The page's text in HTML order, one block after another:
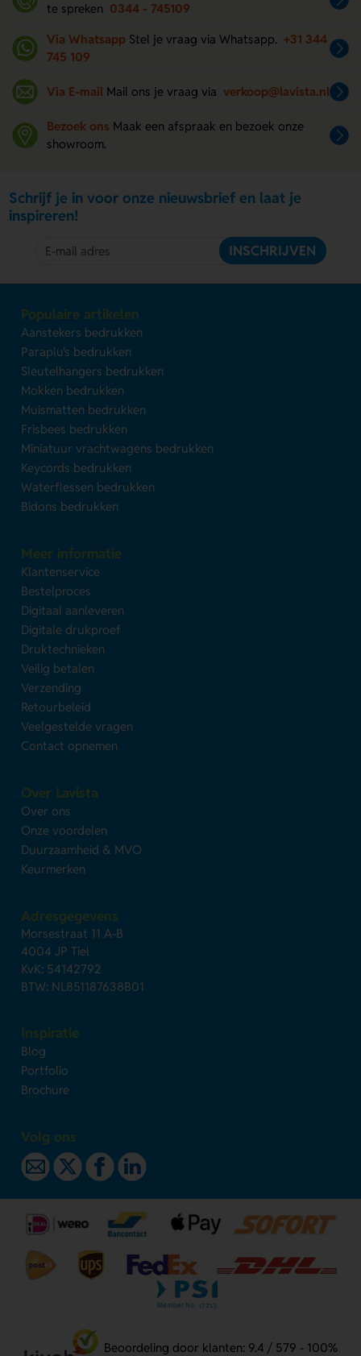
te spreken 0344 - 745109
Via Whatsapp Stel je vraag via Whatsapp. +31 344
745 109
Via E-mail Mail ons je vraag via verkoop@lavista.nl
Bezoek ons Maak een afspraak en bezoek onze
showroom.
Schrijf je in voor onze nieuwsbrief en laat je
inspireren!
INSCHRIJVEN
Populaire artikelen
Aanstekers bedrukken
Paraplu's bedrukken
Sleutelhangers bedrukken
Mokken bedrukken
Muismatten bedrukken
Frisbees bedrukken
Miniatuur vrachtwagens bedrukken
Keycords bedrukken
Waterflessen bedrukken
Bidons bedrukken
Meer informatie
Klantenservice
Bestelproces
Digitaal aanleveren
Digitale drukproef
Druktechnieken
Veilig betalen
Verzending
Retourbeleid
Veelgestelde vragen
Contact opnemen
Over Lavista
Over ons
Onze voordelen
Duurzaamheid & MVO
Keurmerken
Adresgegevens
Morsestraat 11 A-B
4004 JP Tiel
KvK: 54142792
BTW: NL851187638B01
Inspiratie
Blog
Portfolio
Brochure
Volg ons
Beoordeling door klanten: 9.4 / 579 - 100%